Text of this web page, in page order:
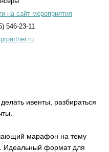
на сайт мероприятия
546-23-11
ивенты, разбираться
марафон на тему
Идеальный формат для